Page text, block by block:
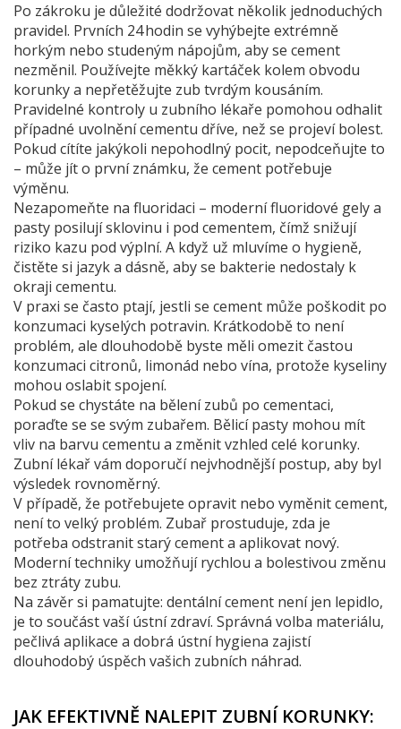
Po zákroku je důležité dodržovat několik jednoduchých
pravidel. Prvních 24 hodin se vyhýbejte extrémně
horkým nebo studeným nápojům, aby se cement
nezměnil. Používejte měkký kartáček kolem obvodu
korunky a nepřetěžujte zub tvrdým kousáním.
Pravidelné kontroly u zubního lékaře pomohou odhalit
případné uvolnění cementu dříve, než se projeví bolest.
Pokud cítíte jakýkoli nepohodlný pocit, nepodceňujte to
– může jít o první známku, že cement potřebuje
výměnu.
Nezapomeňte na fluoridaci – moderní fluoridové gely a
pasty posilují sklovinu i pod cementem, čímž snižují
riziko kazu pod výplní. A když už mluvíme o hygieně,
čistěte si jazyk a dásně, aby se bakterie nedostaly k
okraji cementu.
V praxi se často ptají, jestli se cement může poškodit po
konzumaci kyselých potravin. Krátkodobě to není
problém, ale dlouhodobě byste měli omezit častou
konzumaci citronů, limonád nebo vína, protože kyseliny
mohou oslabit spojení.
Pokud se chystáte na bělení zubů po cementaci,
poraďte se se svým zubařem. Bělicí pasty mohou mít
vliv na barvu cementu a změnit vzhled celé korunky.
Zubní lékař vám doporučí nejvhodnější postup, aby byl
výsledek rovnoměrný.
V případě, že potřebujete opravit nebo vyměnit cement,
není to velký problém. Zubař prostuduje, zda je
potřeba odstranit starý cement a aplikovat nový.
Moderní techniky umožňují rychlou a bolestivou změnu
bez ztráty zubu.
Na závěr si pamatujte: dentální cement není jen lepidlo,
je to součást vaší ústní zdraví. Správná volba materiálu,
pečlivá aplikace a dobrá ústní hygiena zajistí
dlouhodobý úspěch vašich zubních náhrad.
JAK EFEKTIVNĚ NALEPIT ZUBNÍ KORUNKY: